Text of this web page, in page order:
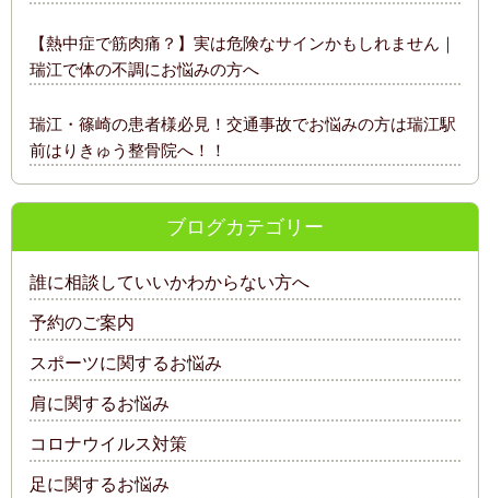
【熱中症で筋肉痛？】実は危険なサインかもしれません｜
瑞江で体の不調にお悩みの方へ
瑞江・篠崎の患者様必見！交通事故でお悩みの方は瑞江駅
前はりきゅう整骨院へ！！
ブログカテゴリー
誰に相談していいかわからない方へ
予約のご案内
スポーツに関するお悩み
肩に関するお悩み
コロナウイルス対策
足に関するお悩み